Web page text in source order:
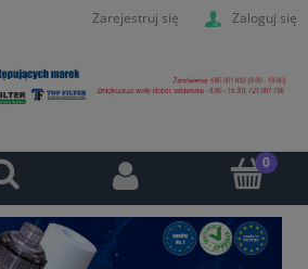
Zarejestruj się Zaloguj się